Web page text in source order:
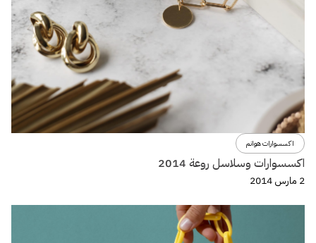
اكسسوارات هوانم
اكسسوارات وسلاسل روعة 2014
2 مارس 2014